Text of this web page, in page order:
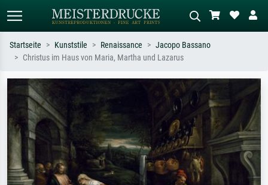
Suchen Sie nach Künstlern, Werktiteln
oder Stilen – z.B. Monet,
Sternennacht, Impressionismus, Welle
Hokusai, Akt.
Beschreiben Sie die Szene – z.B. Grüne
Wiese, Abstrakt mit viel Rot, Dunkles
Ölgemälde, Stehender Akt neben einem
Baum.
Startseite Kunststile Renaissance
Jacopo Bassano
Christus im Haus von Maria, Martha und Lazarus